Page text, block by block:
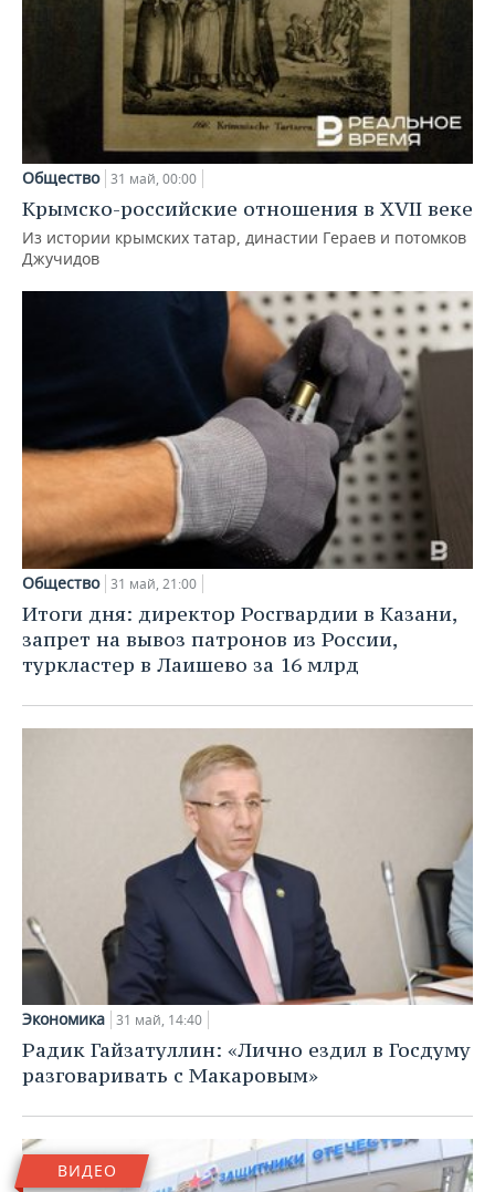
Общество 31 май, 00:00
Крымско-российские отношения в XVII веке
Из истории крымских татар, династии Гераев и потомков
Джучидов
Общество 31 май, 21:00
Итоги дня: директор Росгвардии в Казани,
запрет на вывоз патронов из России,
туркластер в Лаишево за 16 млрд
Экономика 31 май, 14:40
Радик Гайзатуллин: «Лично ездил в Госдуму
разговаривать с Макаровым»
ВИДЕО